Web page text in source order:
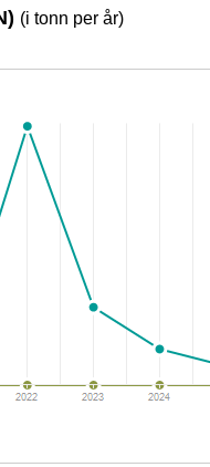
(i tonn per år)